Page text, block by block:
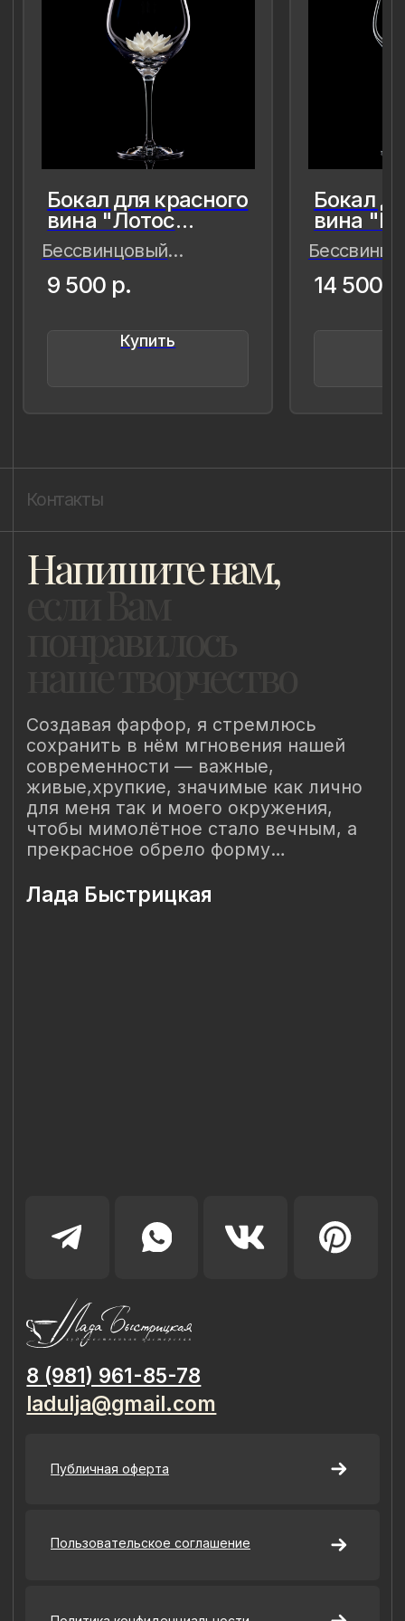
8 (981) 961-85-78
ladulja@gmail.com
ИП Быстрицкая Лада Альбертовна
ОГРНИП 318 784 700 212 401
Пользовательское соглашение
Политика конфиденциальности
Наш Сайт использует файлы cookie для Вашего
максимального удобства. Используя наш Сайт, Вы
соглашаетесь с Политикой использования cookies-файлов
выражаете свое согласие на обработку Ваших
Вашего несогласия с обработкой Ваших персональных
данных Вы можете отключить сохранение cookie в